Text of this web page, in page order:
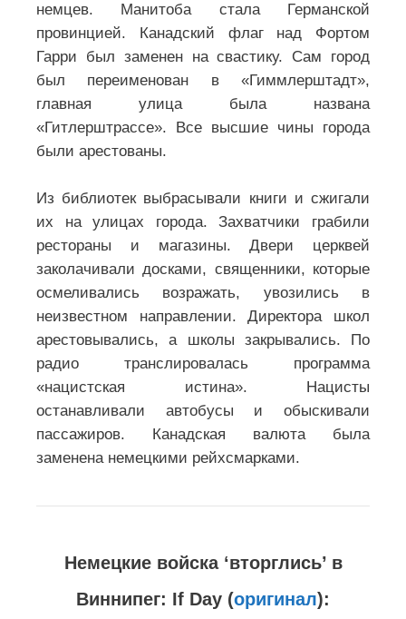
немцев. Манитоба стала Германской
провинцией. Канадский флаг над Фортом
Гарри был заменен на свастику. Сам город
был переименован в «Гиммлерштадт»,
главная улица была названа
«Гитлерштрассе». Все высшие чины города
были арестованы.
Из библиотек выбрасывали книги и сжигали
их на улицах города. Захватчики грабили
рестораны и магазины. Двери церквей
заколачивали досками, священники, которые
осмеливались возражать, увозились в
неизвестном направлении. Директора школ
арестовывались, а школы закрывались. По
радио транслировалась программа
«нацистская истина». Нацисты
останавливали автобусы и обыскивали
пассажиров. Канадская валюта была
заменена немецкими рейхсмарками.
Немецкие войска ‘вторглись’ в
Виннипег: If Day (оригинал):